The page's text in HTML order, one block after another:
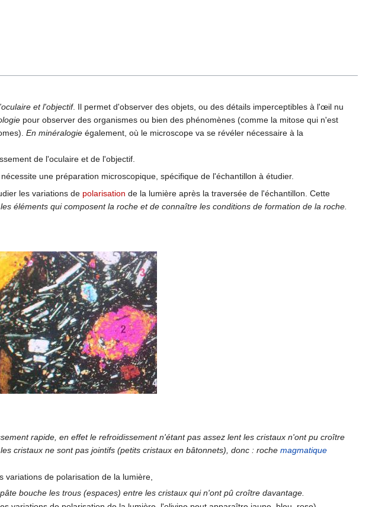
et l'objectif. Il permet d'observer des objets, ou des détails imperceptibles à l'œil nu
pour observer des organismes ou bien des phénomènes (comme la mitose qui n'est
En minéralogie également, où le microscope va se révéler nécessaire à la
de l'oculaire et de l'objectif.
une préparation microscopique, spécifique de l'échantillon à étudier.
les variations de polarisation de la lumière après la traversée de l'échantillon. Cette
éléments qui composent la roche et de connaître les conditions de formation de la roche.
rapide, en effet le refroidissement n'étant pas assez lent les cristaux n'ont pu croître
cristaux ne sont pas jointifs (petits cristaux en bâtonnets), donc : roche magmatique
variations de polarisation de la lumière,
bouche les trous (espaces) entre les cristaux qui n'ont pû croître davantage.